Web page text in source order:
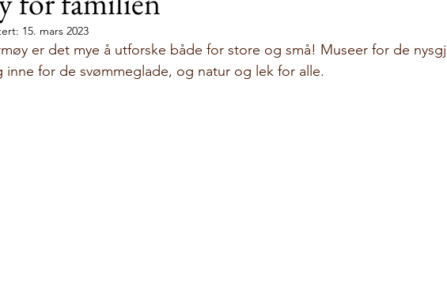
Overnatting Sola Overnatting Randaberg Overnatting Stavanger
15. mars 2023
er det mye å utforske både for store og små! Museer for de
inne for de svømmeglade, og natur og lek for alle.